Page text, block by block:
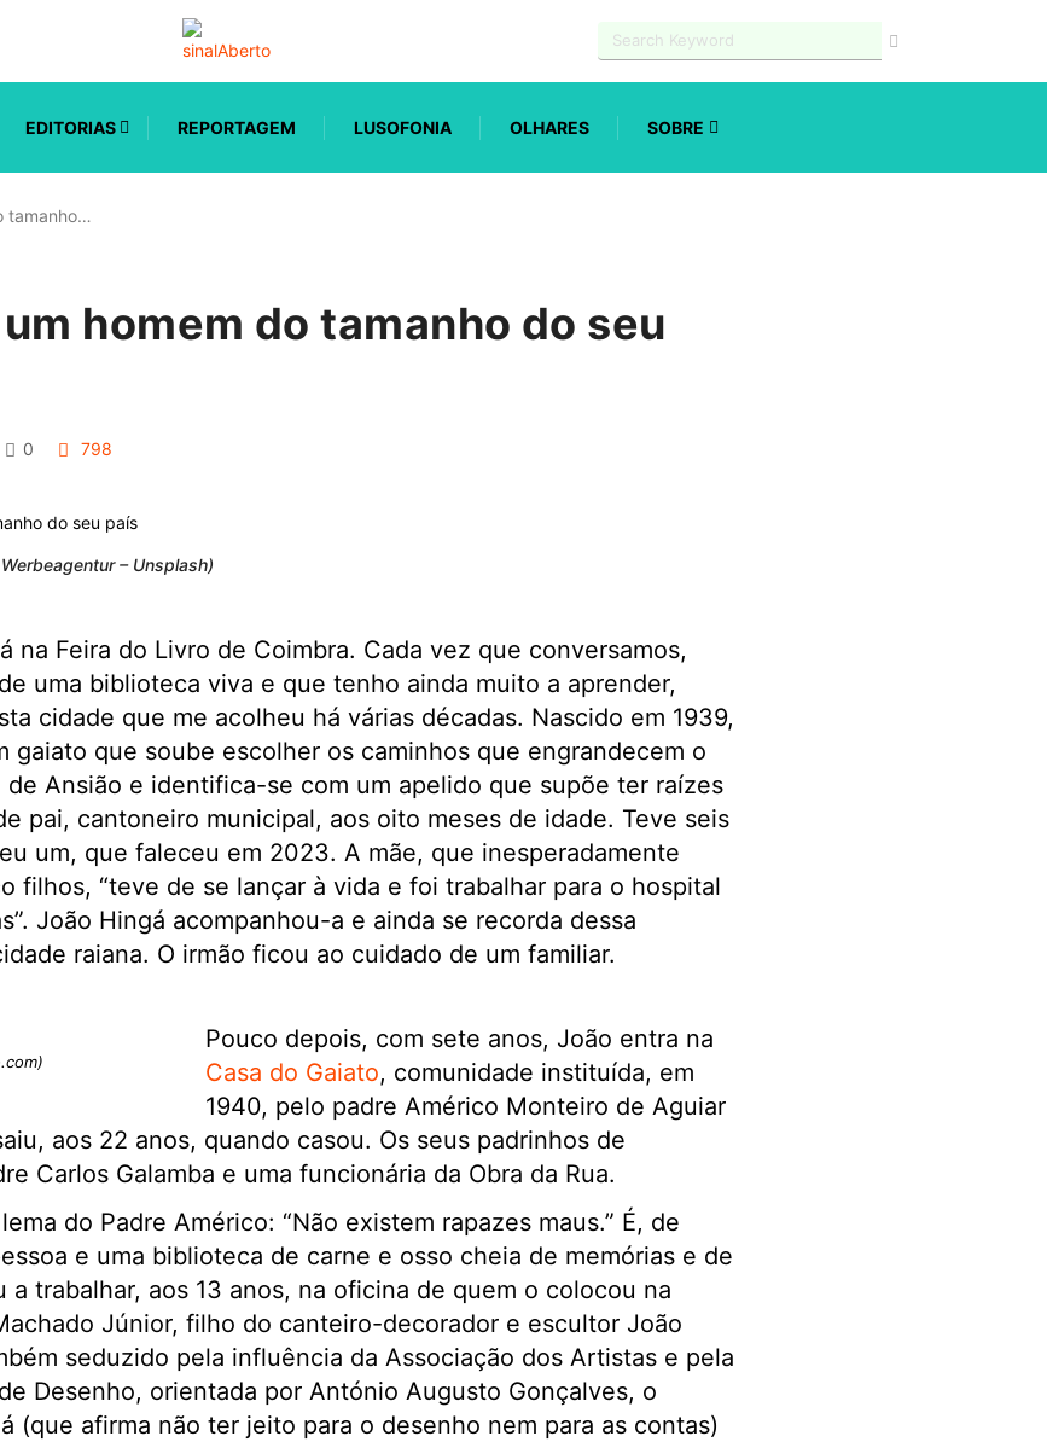
EDITORIAS REPORTAGEM LUSOFONIA OLHARES SOBRE
tamanho…
homem do tamanho do seu
0 798
– Unsplash)
na Feira do Livro de Coimbra. Cada vez que conversamos,
uma biblioteca viva e que tenho ainda muito a aprender,
cidade que me acolheu há várias décadas. Nascido em 1939,
gaiato que soube escolher os caminhos que engrandecem o
de Ansião e identifica-se com um apelido que supõe ter raízes
pai, cantoneiro municipal, aos oito meses de idade. Teve seis
um, que faleceu em 2023. A mãe, que inesperadamente
filhos, “teve de se lançar à vida e foi trabalhar para o hospital
João Hingá acompanhou-a e ainda se recorda dessa
raiana. O irmão ficou ao cuidado de um familiar.
Pouco depois, com sete anos, João entra na
Casa do Gaiato, comunidade instituída, em
1940, pelo padre Américo Monteiro de Aguiar
aos 22 anos, quando casou. Os seus padrinhos de
Carlos Galamba e uma funcionária da Obra da Rua.
do Padre Américo: “Não existem rapazes maus.” É, de
e uma biblioteca de carne e osso cheia de memórias e de
a trabalhar, aos 13 anos, na oficina de quem o colocou na
Júnior, filho do canteiro-decorador e escultor João
seduzido pela influência da Associação dos Artistas e pela
Desenho, orientada por António Augusto Gonçalves, o
(que afirma não ter jeito para o desenho nem para as contas)